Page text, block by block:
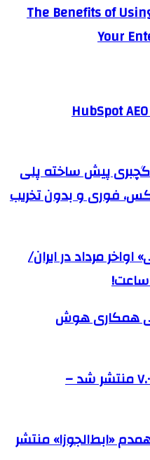
The Benefits of
Your
HubSpot
گچبری پیش ساخته پلی
فوری و بدون تخریب
مرداد در ایران/
همکاری هوش
وردپرس فارسی نگارش ۷.۰ منتشر شد –
«ابط‌الجوزا» منتشر